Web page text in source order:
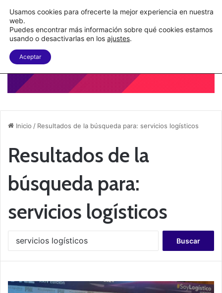
C&A México completa la implementación de su WMS en la nube
Menu
Inicio / Resultados de la búsqueda para: servicios logísticos
Resultados de la
búsqueda para:
servicios logísticos
Usamos cookies para ofrecerte la mejor experiencia en nuestra
web.
Puedes encontrar más información sobre qué cookies estamos
usando o desactivarlas en los ajustes.
Aceptar